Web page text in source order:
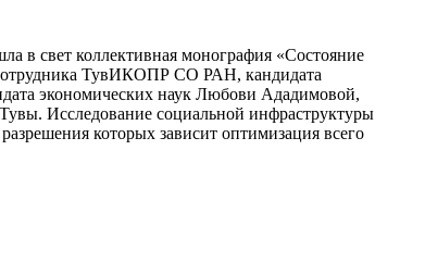
в свет коллективная монография «Состояние
сотрудника ТувИКОПР СО РАН, кандидата
экономических наук Любови Ададимовой,
Исследование социальной инфраструктуры
которых зависит оптимизация всего